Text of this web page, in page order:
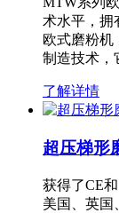
术水平，拥
欧式磨粉机
制造技术，
了解详情
超压梯形
获得了CE
美国、英国